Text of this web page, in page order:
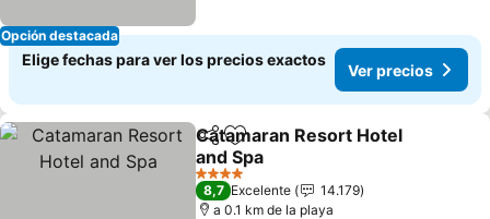
Opción destacada
Elige fechas para ver los precios exactos
Ver precios
CompartirAgregar a favoritos
Catamaran Resort Hotel
and Spa
4 Estrellas
8,7 Excelente
14.179
a 0.1 km de la playa